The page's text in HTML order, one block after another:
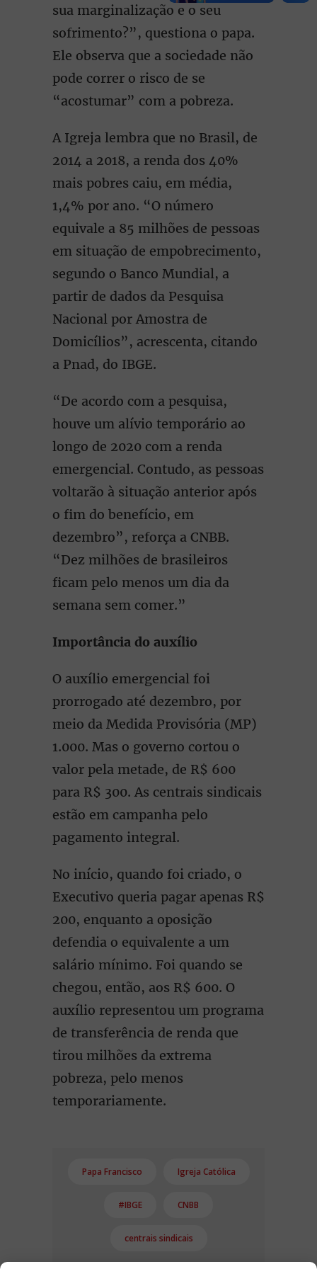
sua marginalização e o seu
sofrimento?”, questiona o papa.
Ele observa que a sociedade não
pode correr o risco de se
“acostumar” com a pobreza.
A Igreja lembra que no Brasil, de
2014 a 2018, a renda dos 40%
mais pobres caiu, em média,
1,4% por ano. “O número
equivale a 85 milhões de pessoas
em situação de empobrecimento,
segundo o Banco Mundial, a
partir de dados da Pesquisa
Nacional por Amostra de
Domicílios”, acrescenta, citando
a Pnad, do IBGE.
“De acordo com a pesquisa,
houve um alívio temporário ao
longo de 2020 com a renda
emergencial. Contudo, as pessoas
voltarão à situação anterior após
o fim do benefício, em
dezembro”, reforça a CNBB.
“Dez milhões de brasileiros
ficam pelo menos um dia da
semana sem comer.”
Importância do auxílio
O auxílio emergencial foi
prorrogado até dezembro, por
meio da Medida Provisória (MP)
1.000. Mas o governo cortou o
valor pela metade, de R$ 600
para R$ 300. As centrais sindicais
estão em campanha pelo
pagamento integral.
No início, quando foi criado, o
Executivo queria pagar apenas R$
200, enquanto a oposição
defendia o equivalente a um
salário mínimo. Foi quando se
chegou, então, aos R$ 600. O
auxílio representou um programa
de transferência de renda que
tirou milhões da extrema
pobreza, pelo menos
temporariamente.
Papa Francisco Igreja Católica
#IBGE CNBB
centrais sindicais